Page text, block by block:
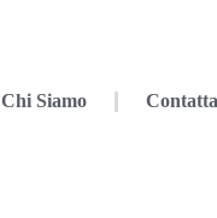
Chi Siamo